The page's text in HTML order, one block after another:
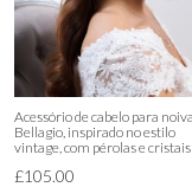
Acessório de cabelo para noiva
Bellagio, inspirado no estilo
vintage, com pérolas e cristais
£105.00